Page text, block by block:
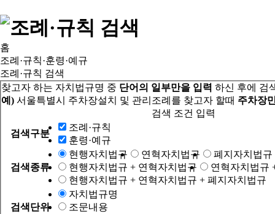
홈
조례·규칙·훈령·예규
조례·규칙 검색
찾고자 하는 자치법규명 중 단어의 일부만을 입력 하신 후에 검
예) 서울특별시 주차장설치 및 관리조례를 찾고자 할때 주차장
검색 조건 입력
검색구분
조례·규칙
훈령·예규
검색종류
현행자치법규 연혁자치법규
폐지자치법규
현행자치법규 + 연혁자치법규
연혁자치법규
현행자치법규 + 연혁자치법규 + 폐지자치법규
검색단위
자치법규명
조문내용